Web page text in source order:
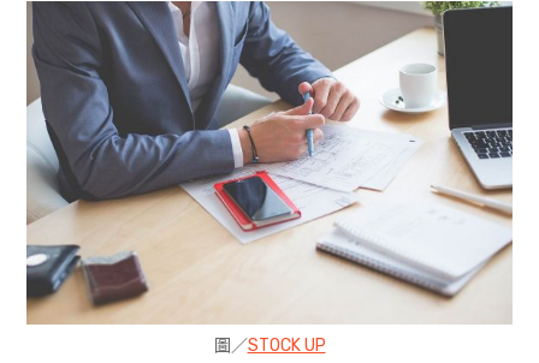
共誌寫手
各期目錄
索取共誌
圖／STOCK UP